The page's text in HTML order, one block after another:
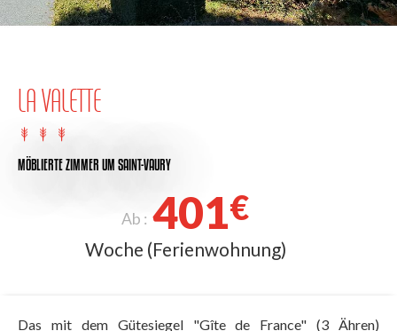
LA VALETTE
MÖBLIERTE ZIMMER UM SAINT-VAURY
Ab : 401€
Woche (Ferienwohnung)
Das mit dem Gütesiegel "Gîte de France" (3 Ähren)